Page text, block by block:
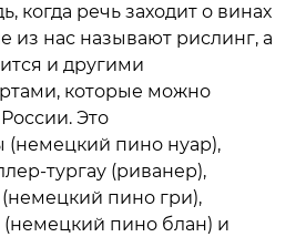
когда речь заходит о винах
из нас называют рислинг, а
и другими
которые можно
Это
(немецкий пино нуар),
тургау (риванер),
пино гри),
пино блан) и